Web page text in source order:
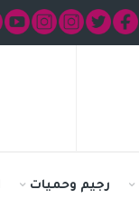
رجيم وحميات